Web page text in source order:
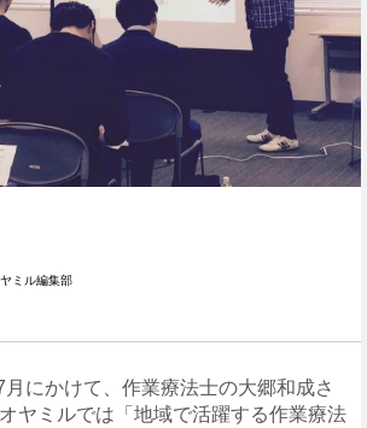
ミル編集部
にかけて、作業療法士の大郷和成さ
ヤミルでは「地域で活躍する作業療法